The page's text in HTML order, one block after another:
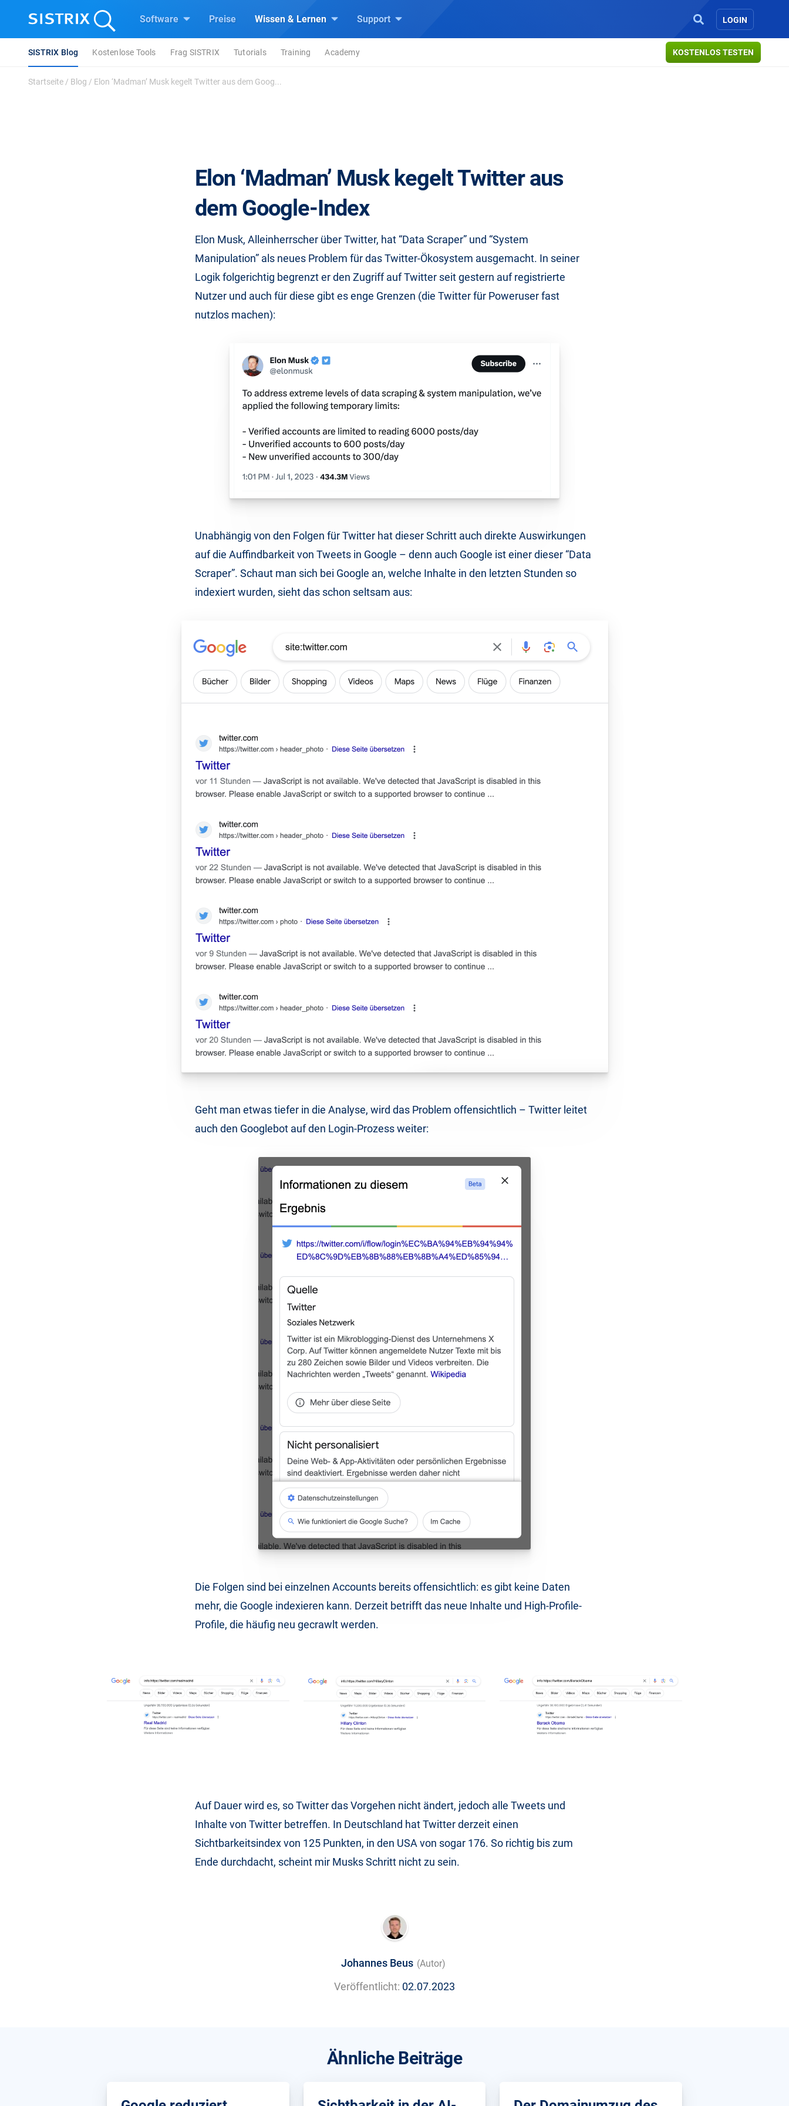
Software Preise Wissen & Lernen Support LOGIN
KOSTENLOS TESTEN
SISTRIX Blog Kostenlose Tools Frag SISTRIX Tutorials Training Academy
Startseite / Blog / Elon ‘Madman’ Musk kegelt Twitter aus dem Goog...
Elon ‘Madman’ Musk kegelt Twitter aus
dem Google-Index
Elon Musk, Alleinherrscher über Twitter, hat “Data Scraper” und “System
Manipulation” als neues Problem für das Twitter-Ökosystem ausgemacht. In seiner
Logik folgerichtig begrenzt er den Zugriff auf Twitter seit gestern auf registrierte
Nutzer und auch für diese gibt es enge Grenzen (die Twitter für Poweruser fast
nutzlos machen):
Unabhängig von den Folgen für Twitter hat dieser Schritt auch direkte Auswirkungen
auf die Auffindbarkeit von Tweets in Google – denn auch Google ist einer dieser “Data
Scraper”. Schaut man sich bei Google an, welche Inhalte in den letzten Stunden so
indexiert wurden, sieht das schon seltsam aus:
Geht man etwas tiefer in die Analyse, wird das Problem offensichtlich – Twitter leitet
auch den Googlebot auf den Login-Prozess weiter:
Die Folgen sind bei einzelnen Accounts bereits offensichtlich: es gibt keine Daten
mehr, die Google indexieren kann. Derzeit betrifft das neue Inhalte und High-Profile-
Profile, die häufig neu gecrawlt werden.
Auf Dauer wird es, so Twitter das Vorgehen nicht ändert, jedoch alle Tweets und
Inhalte von Twitter betreffen. In Deutschland hat Twitter derzeit einen
Sichtbarkeitsindex von 125 Punkten, in den USA von sogar 176. So richtig bis zum
Ende durchdacht, scheint mir Musks Schritt nicht zu sein.
Johannes Beus (Autor)
Veröffentlicht: 02.07.2023
Ähnliche Beiträge